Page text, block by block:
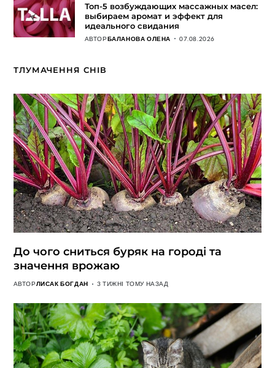
Топ-5 возбуждающих массажных масел:
выбираем аромат и эффект для
идеального свидания
АВТОРБАЛАНОВА ОЛЕНА 07.08.2026
ТЛУМАЧЕННЯ СНІВ
До чого сниться буряк на городі та
значення врожаю
АВТОРЛИСАК БОГДАН 3 ТИЖНІ ТОМУ НАЗАД